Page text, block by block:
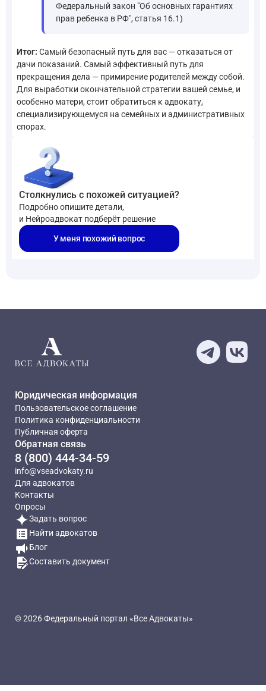
Федеральный закон "Об основных гарантиях
прав ребенка в РФ", статья 16.1)
Итог: Самый безопасный путь для вас — отказаться от
дачи показаний. Самый эффективный путь для
прекращения дела — примирение родителей между собой.
Для выработки окончательной стратегии вашей семье, и
особенно матери, стоит обратиться к адвокату,
специализирующемуся на семейных и административных
спорах.
Столкнулись с похожей ситуацией?
Подробно опишите детали,
и Нейроадвокат подберёт решение
У меня похожий вопрос
Юридическая информация
Пользовательское соглашение
Политика конфиденциальности
Публичная оферта
Обратная связь
8 (800) 444-34-59
info@vseadvokaty.ru
Для адвокатов
Контакты
Опросы
Задать вопрос
Найти адвокатов
Блог
Составить документ
© 2026 Федеральный портал «Все Адвокаты»